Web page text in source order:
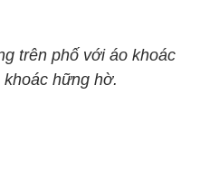
trên phố với áo khoác
hững hờ.